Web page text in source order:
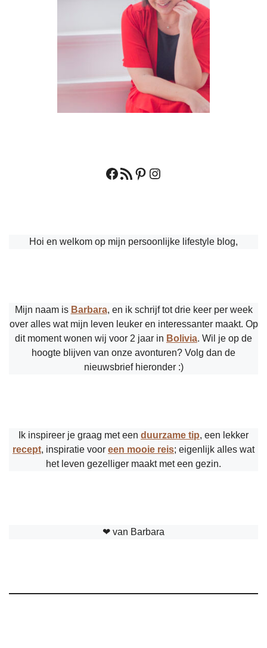
Facebook
RSS feedPinterest
Instagram
Hoi en welkom op mijn persoonlijke lifestyle blog,
Mijn naam is Barbara, en ik schrijf tot drie keer per week
over alles wat mijn leven leuker en interessanter maakt. Op
dit moment wonen wij voor 2 jaar in Bolivia. Wil je op de
hoogte blijven van onze avonturen? Volg dan de
nieuwsbrief hieronder :)
Ik inspireer je graag met een duurzame tip, een lekker
recept, inspiratie voor een mooie reis; eigenlijk alles wat
het leven gezelliger maakt met een gezin.
❤︎ van Barbara